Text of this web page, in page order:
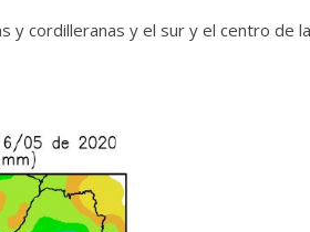
y cordilleranas y el sur y el centro de la